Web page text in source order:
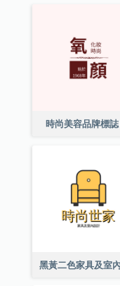
時尚美容品牌標誌